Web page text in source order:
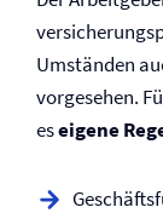
Umständen
vorgesehen.
eseigene